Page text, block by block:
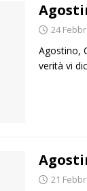
24
Agostino,
verità vi
21